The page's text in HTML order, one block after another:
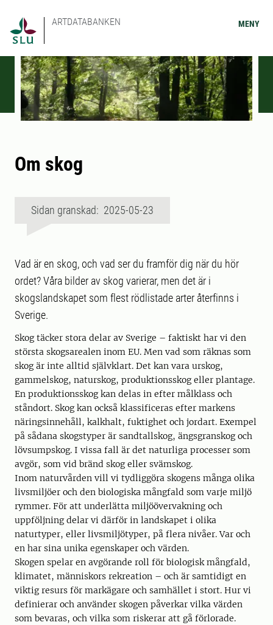
ARTDATABANKEN MENY
Om skog
Sidan granskad: 2025-05-23
Vad är en skog, och vad ser du framför dig när du hör
ordet? Våra bilder av skog varierar, men det är i
skogslandskapet som flest rödlistade arter återfinns i
Sverige.
Skog täcker stora delar av Sverige – faktiskt har vi den
största skogsarealen inom EU. Men vad som räknas som
skog är inte alltid självklart. Det kan vara urskog,
gammelskog, naturskog, produktionsskog eller plantage.
En produktionsskog kan delas in efter målklass och
ståndort. Skog kan också klassificeras efter markens
näringsinnehåll, kalkhalt, fuktighet och jordart. Exempel
på sådana skogstyper är sandtallskog, ängsgranskog och
lövsumpskog. I vissa fall är det naturliga processer som
avgör, som vid bränd skog eller svämskog.
Inom naturvården vill vi tydliggöra skogens många olika
livsmiljöer och den biologiska mångfald som varje miljö
rymmer. För att underlätta miljöövervakning och
uppföljning delar vi därför in landskapet i olika
naturtyper, eller livsmiljötyper, på flera nivåer. Var och
en har sina unika egenskaper och värden.
Skogen spelar en avgörande roll för biologisk mångfald,
klimatet, människors rekreation – och är samtidigt en
viktig resurs för markägare och samhället i stort. Hur vi
definierar och använder skogen påverkar vilka värden
som bevaras, och vilka som riskerar att gå förlorade.